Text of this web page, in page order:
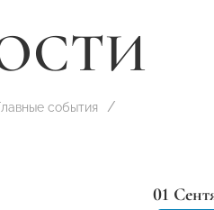
события
01